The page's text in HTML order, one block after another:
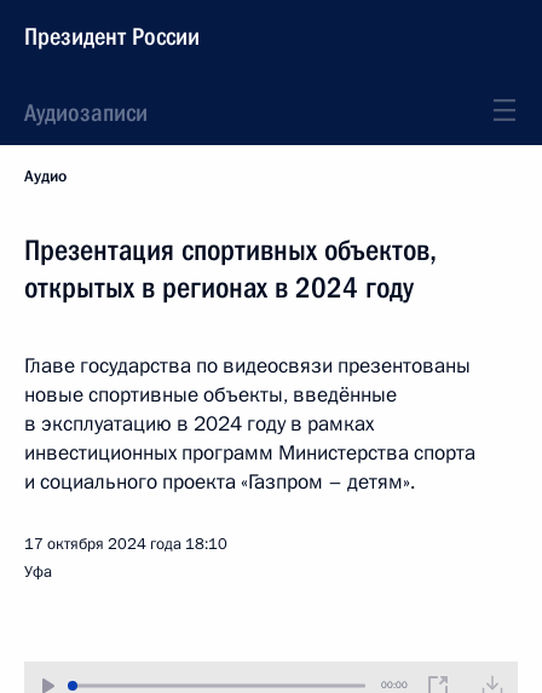
Президент России
Аудиозаписи
Аудио
Презентация спортивных объектов,
открытых в регионах в 2024 году
Главе государства по видеосвязи презентованы
новые спортивные объекты, введённые
в эксплуатацию в 2024 году в рамках
инвестиционных программ Министерства спорта
и социального проекта «Газпром – детям».
17 октября 2024 года 18:10
Уфа
00:00